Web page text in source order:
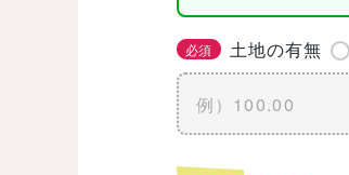
必須 土地の有無